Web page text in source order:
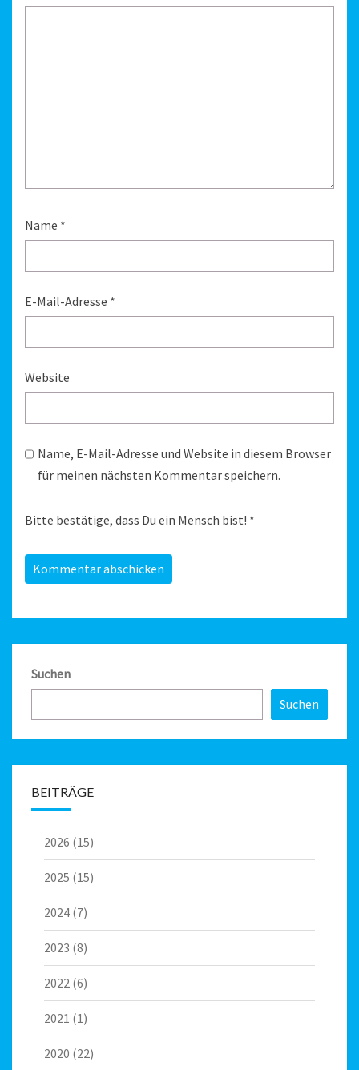
Name *
E-Mail-Adresse *
Website
Name, E-Mail-Adresse und Website in diesem Browser
für meinen nächsten Kommentar speichern.
Bitte bestätige, dass Du ein Mensch bist! *
Suchen
Suchen
BEITRÄGE
2026 (15)
2025 (15)
2024 (7)
2023 (8)
2022 (6)
2021 (1)
2020 (22)